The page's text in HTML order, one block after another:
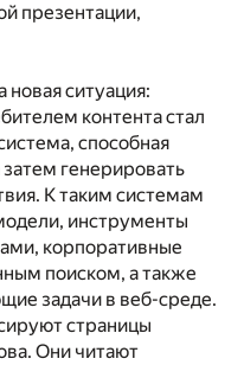
презентации,
новая ситуация:
контента стал
способная
генерировать
К таким системам
инструменты
корпоративные
поиском, а также
задачи в веб-среде.
страницы
Они читают